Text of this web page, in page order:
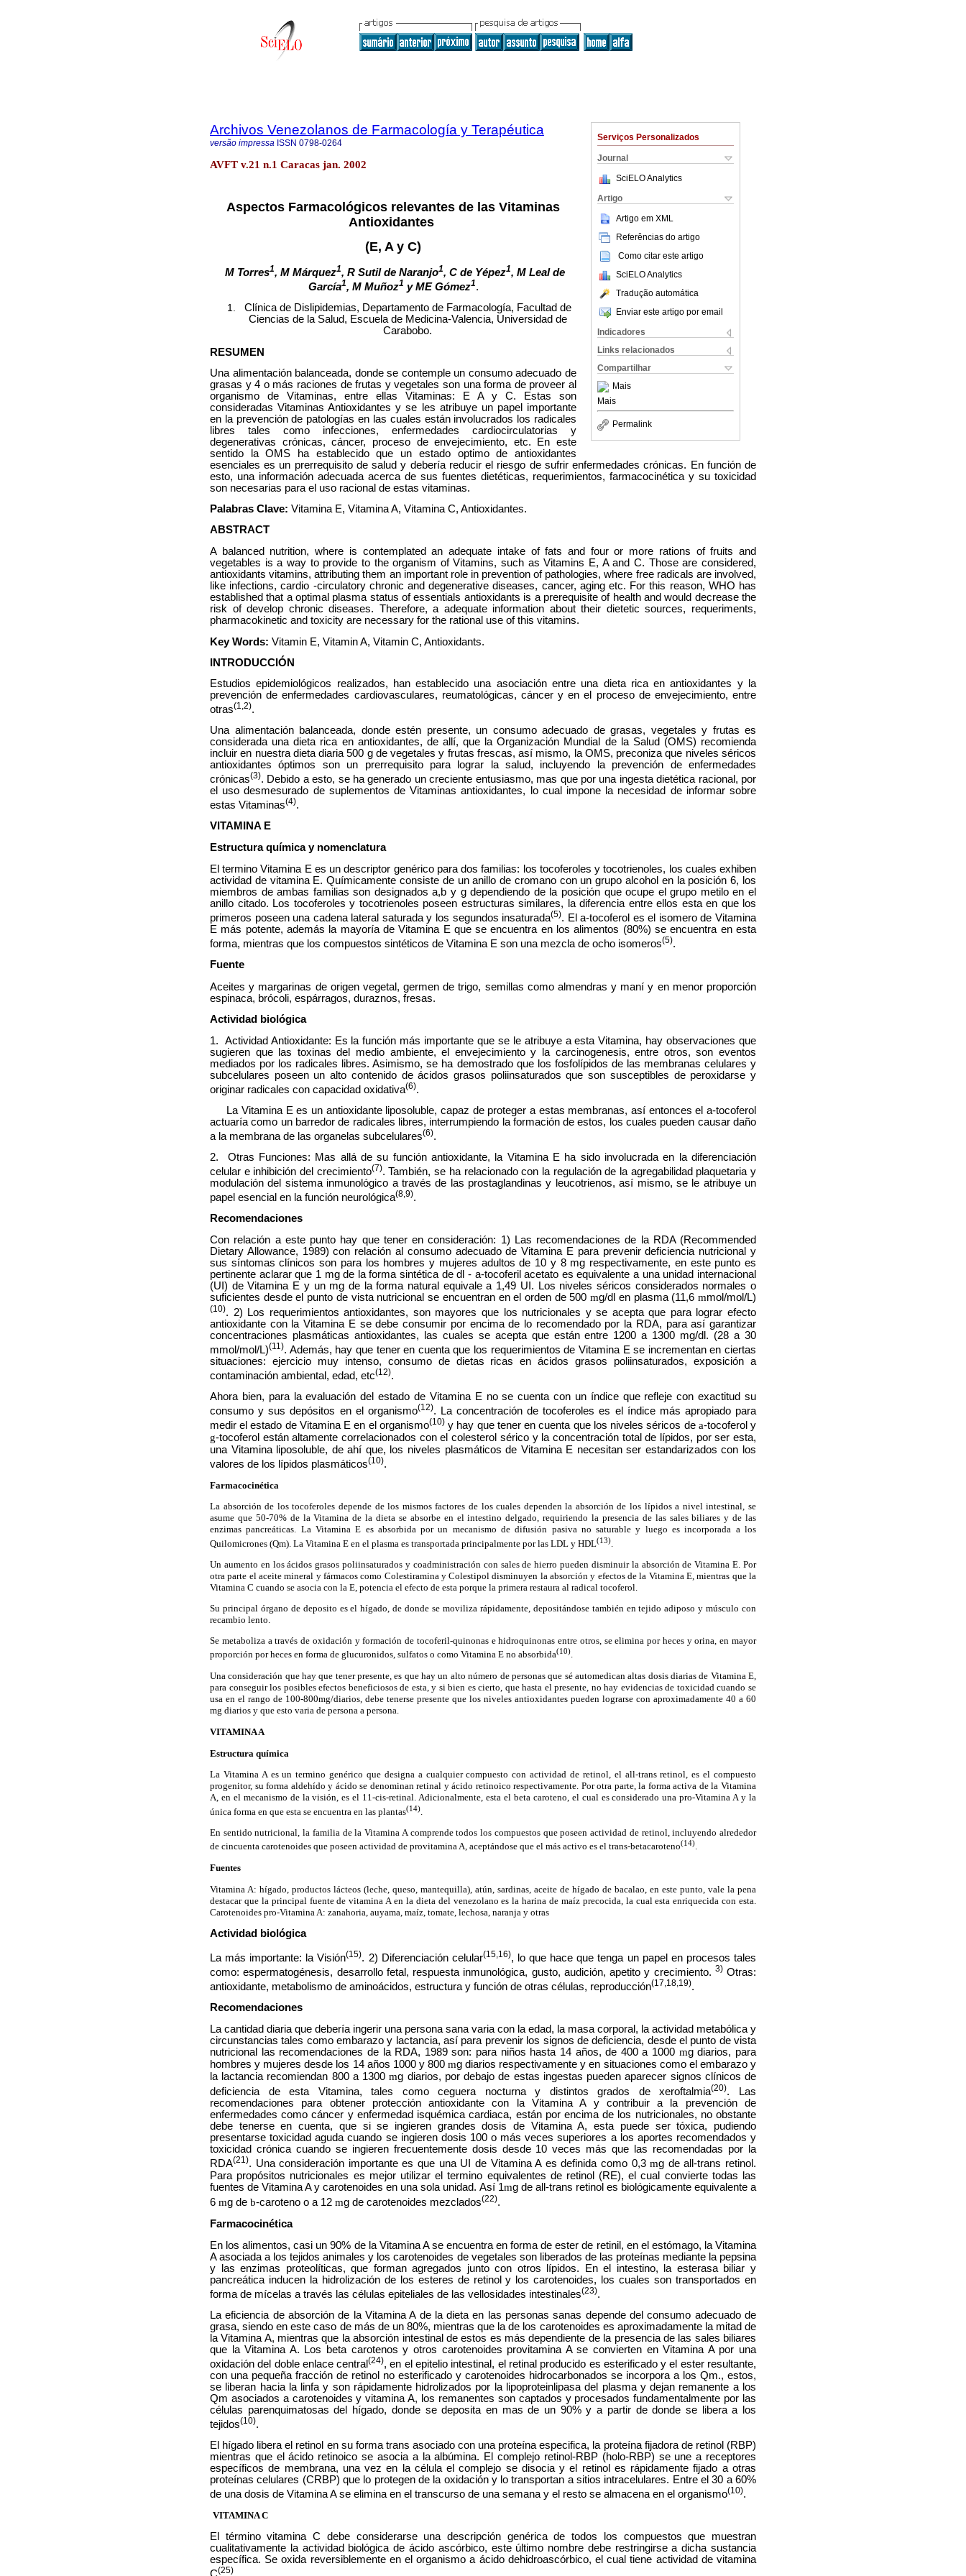
Serviços Personalizados
Journal
SciELO Analytics
Artigo
Artigo em XML
Referências do artigo
Como citar este artigo
SciELO Analytics
Tradução automática
Enviar este artigo por email
Indicadores
Links relacionados
Compartilhar
Mais
Mais
Permalink
Archivos Venezolanos de Farmacología y Terapéutica
versão impressa ISSN 0798-0264
AVFT v.21 n.1 Caracas jan. 2002
Aspectos Farmacológicos relevantes de las Vitaminas
Antioxidantes
(E, A y C)
M Torres1, M Márquez1, R Sutil de Naranjo1, C de Yépez1, M Leal de
García1, M Muñoz1 y ME Gómez1.
Clínica de Dislipidemias, Departamento de Farmacología, Facultad de
Ciencias de la Salud, Escuela de Medicina-Valencia, Universidad de
Carabobo.
RESUMEN
Una alimentación balanceada, donde se contemple un consumo adecuado de
grasas y 4 o más raciones de frutas y vegetales son una forma de proveer al
organismo de Vitaminas, entre ellas Vitaminas: E A y C. Estas son
consideradas Vitaminas Antioxidantes y se les atribuye un papel importante
en la prevención de patologías en las cuales están involucrados los radicales
libres tales como infecciones, enfermedades cardiocirculatorias y
degenerativas crónicas, cáncer, proceso de envejecimiento, etc. En este
sentido la OMS ha establecido que un estado optimo de antioxidantes
esenciales es un prerrequisito de salud y debería reducir el riesgo de sufrir enfermedades crónicas. En función de
esto, una información adecuada acerca de sus fuentes dietéticas, requerimientos, farmacocinética y su toxicidad
son necesarias para el uso racional de estas vitaminas.
Palabras Clave: Vitamina E, Vitamina A, Vitamina C, Antioxidantes.
ABSTRACT
A balanced nutrition, where is contemplated an adequate intake of fats and four or more rations of fruits and
vegetables is a way to provide to the organism of Vitamins, such as Vitamins E, A and C. Those are considered,
antioxidants vitamins, attributing them an important role in prevention of pathologies, where free radicals are involved,
like infections, cardio -circulatory chronic and degenerative diseases, cancer, aging etc. For this reason, WHO has
established that a optimal plasma status of essentials antioxidants is a prerequisite of health and would decrease the
risk of develop chronic diseases. Therefore, a adequate information about their dietetic sources, requeriments,
pharmacokinetic and toxicity are necessary for the rational use of this vitamins.
Key Words: Vitamin E, Vitamin A, Vitamin C, Antioxidants.
INTRODUCCIÓN
Estudios epidemiológicos realizados, han establecido una asociación entre una dieta rica en antioxidantes y la
prevención de enfermedades cardiovasculares, reumatológicas, cáncer y en el proceso de envejecimiento, entre
otras(1,2).
Una alimentación balanceada, donde estén presente, un consumo adecuado de grasas, vegetales y frutas es
considerada una dieta rica en antioxidantes, de allí, que la Organización Mundial de la Salud (OMS) recomienda
incluir en nuestra dieta diaria 500 g de vegetales y frutas frescas, así mismo, la OMS, preconiza que niveles séricos
antioxidantes óptimos son un prerrequisito para lograr la salud, incluyendo la prevención de enfermedades
crónicas(3). Debido a esto, se ha generado un creciente entusiasmo, mas que por una ingesta dietética racional, por
el uso desmesurado de suplementos de Vitaminas antioxidantes, lo cual impone la necesidad de informar sobre
estas Vitaminas(4).
VITAMINA E
Estructura química y nomenclatura
El termino Vitamina E es un descriptor genérico para dos familias: los tocoferoles y tocotrienoles, los cuales exhiben
actividad de vitamina E. Químicamente consiste de un anillo de cromano con un grupo alcohol en la posición 6, los
miembros de ambas familias son designados a,b y g dependiendo de la posición que ocupe el grupo metilo en el
anillo citado. Los tocoferoles y tocotrienoles poseen estructuras similares, la diferencia entre ellos esta en que los
primeros poseen una cadena lateral saturada y los segundos insaturada(5). El a-tocoferol es el isomero de Vitamina
E más potente, además la mayoría de Vitamina E que se encuentra en los alimentos (80%) se encuentra en esta
forma, mientras que los compuestos sintéticos de Vitamina E son una mezcla de ocho isomeros(5).
Fuente
Aceites y margarinas de origen vegetal, germen de trigo, semillas como almendras y maní y en menor proporción
espinaca, brócoli, espárragos, duraznos, fresas.
Actividad biológica
1. Actividad Antioxidante: Es la función más importante que se le atribuye a esta Vitamina, hay observaciones que
sugieren que las toxinas del medio ambiente, el envejecimiento y la carcinogenesis, entre otros, son eventos
mediados por los radicales libres. Asimismo, se ha demostrado que los fosfolípidos de las membranas celulares y
subcelulares poseen un alto contenido de ácidos grasos poliinsaturados que son susceptibles de peroxidarse y
originar radicales con capacidad oxidativa(6).
La Vitamina E es un antioxidante liposoluble, capaz de proteger a estas membranas, así entonces el a-tocoferol
actuaría como un barredor de radicales libres, interrumpiendo la formación de estos, los cuales pueden causar daño
a la membrana de las organelas subcelulares(6).
2. Otras Funciones: Mas allá de su función antioxidante, la Vitamina E ha sido involucrada en la diferenciación
celular e inhibición del crecimiento(7). También, se ha relacionado con la regulación de la agregabilidad plaquetaria y
modulación del sistema inmunológico a través de las prostaglandinas y leucotrienos, así mismo, se le atribuye un
papel esencial en la función neurológica(8,9).
Recomendaciones
Con relación a este punto hay que tener en consideración: 1) Las recomendaciones de la RDA (Recommended
Dietary Allowance, 1989) con relación al consumo adecuado de Vitamina E para prevenir deficiencia nutricional y
sus síntomas clínicos son para los hombres y mujeres adultos de 10 y 8 mg respectivamente, en este punto es
pertinente aclarar que 1 mg de la forma sintética de dl - a-tocoferil acetato es equivalente a una unidad internacional
(UI) de Vitamina E y un mg de la forma natural equivale a 1,49 UI. Los niveles séricos considerados normales o
suficientes desde el punto de vista nutricional se encuentran en el orden de 500mg/dl en plasma (11,6mmol/mol/L)
(10). 2) Los requerimientos antioxidantes, son mayores que los nutricionales y se acepta que para lograr efecto
antioxidante con la Vitamina E se debe consumir por encima de lo recomendado por la RDA, para así garantizar
concentraciones plasmáticas antioxidantes, las cuales se acepta que están entre 1200 a 1300 mg/dl. (28 a 30
mmol/mol/L)(11). Además, hay que tener en cuenta que los requerimientos de Vitamina E se incrementan en ciertas
situaciones: ejercicio muy intenso, consumo de dietas ricas en ácidos grasos poliinsaturados, exposición a
contaminación ambiental, edad, etc(12).
Ahora bien, para la evaluación del estado de Vitamina E no se cuenta con un índice que refleje con exactitud su
consumo y sus depósitos en el organismo(12). La concentración de tocoferoles es el índice más apropiado para
medir el estado de Vitamina E en el organismo(10)y hay que tener en cuenta que los niveles séricos de a-tocoferol y
g-tocoferol están altamente correlacionados con el colesterol sérico y la concentración total de lípidos, por ser esta,
una Vitamina liposoluble, de ahí que, los niveles plasmáticos de Vitamina E necesitan ser estandarizados con los
valores de los lípidos plasmáticos(10).
Farmacocinética
La absorción de los tocoferoles depende de los mismos factores de los cuales dependen la absorción de los lípidos a nivel intestinal, se
asume que 50-70% de la Vitamina de la dieta se absorbe en el intestino delgado, requiriendo la presencia de las sales biliares y de las
enzimas pancreáticas. La Vitamina E es absorbida por un mecanismo de difusión pasiva no saturable y luego es incorporada a los
Quilomicrones (Qm). La Vitamina E en el plasma es transportada principalmente por las LDL y HDL(13)
Un aumento en los ácidos grasos poliinsaturados y coadministración con sales de hierro pueden disminuir la absorción de Vitamina E. Por
otra parte el aceite mineral y fármacos como Colestiramina y Colestipol disminuyen la absorción y efectos de la Vitamina E, mientras que la
Vitamina C cuando se asocia con la E, potencia el efecto de esta porque la primera restaura al radical tocoferol.
Su principal órgano de deposito es el hígado, de donde se moviliza rápidamente, depositándose también en tejido adiposo y músculo con
recambio lento.
Se metaboliza a través de oxidación y formación de tocoferil-quinonas e hidroquinonas entre otros, se elimina por heces y orina, en mayor
proporción por heces en forma de glucuronidos, sulfatos o como Vitamina E no absorbida(10).
Una consideración que hay que tener presente, es que hay un alto número de personas que sé automedican altas dosis diarias de Vitamina E,
para conseguir los posibles efectos beneficiosos de esta, y si bien es cierto, que hasta el presente, no hay evidencias de toxicidad cuando se
usa en el rango de 100-800mg/diarios, debe tenerse presente que los niveles antioxidantes pueden lograrse con aproximadamente 40 a 60
mg diarios y que esto varia de persona a persona.
VITAMINA A
Estructura química
La Vitamina A es un termino genérico que designa a cualquier compuesto con actividad de retinol, el all-trans retinol, es el compuesto
progenitor, su forma aldehído y ácido se denominan retinal y ácido retinoico respectivamente. Por otra parte, la forma activa de la Vitamina
A, en el mecanismo de la visión, es el 11-cis-retinal. Adicionalmente, esta el beta caroteno, el cual es considerado una pro-Vitamina A y la
única forma en que esta se encuentra en las plantas(14)
En sentido nutricional, la familia de la Vitamina A comprende todos los compuestos que poseen actividad de retinol, incluyendo alrededor
de cincuenta carotenoides que poseen actividad de provitamina A, aceptándose que el más activo es el trans-betacaroteno(14).
Fuentes
Vitamina A: hígado, productos lácteos (leche, queso, mantequilla), atún, sardinas, aceite de hígado de bacalao, en este punto, vale la pena
destacar que la principal fuente de vitamina A en la dieta del venezolano es la harina de maíz precocida, la cual esta enriquecida con esta.
Carotenoides pro-Vitamina A: zanahoria, auyama, maíz, tomate, lechosa, naranja y otras
Actividad biológica
La más importante: la Visión(15). 2) Diferenciación celular(15,16), lo que hace que tenga un papel en procesos tales
como: espermatogénesis, desarrollo fetal, respuesta inmunológica, gusto, audición, apetito y crecimiento. 3)Otras:
antioxidante, metabolismo de aminoácidos, estructura y función de otras células, reproducción(17,18,19).
Recomendaciones
La cantidad diaria que debería ingerir una persona sana varia con la edad, la masa corporal, la actividad metabólica y
circunstancias tales como embarazo y lactancia, así para prevenir los signos de deficiencia, desde el punto de vista
nutricional las recomendaciones de la RDA, 1989 son: para niños hasta 14 años, de 400 a 1000 mg diarios, para
hombres y mujeres desde los 14 años 1000 y 800mg diarios respectivamente y en situaciones como el embarazo y
la lactancia recomiendan 800 a 1300mg diarios, por debajo de estas ingestas pueden aparecer signos clínicos de
deficiencia de esta Vitamina, tales como ceguera nocturna y distintos grados de xeroftalmia(20). Las
recomendaciones para obtener protección antioxidante con la Vitamina A y contribuir a la prevención de
enfermedades como cáncer y enfermedad isquémica cardiaca, están por encima de los nutricionales, no obstante
debe tenerse en cuenta, que si se ingieren grandes dosis de Vitamina A, esta puede ser tóxica, pudiendo
presentarse toxicidad aguda cuando se ingieren dosis 100 o más veces superiores a los aportes recomendados y
toxicidad crónica cuando se ingieren frecuentemente dosis desde 10 veces más que las recomendadas por la
RDA(21). Una consideración importante es que una UI de Vitamina A es definida como 0,3mg de all-trans retinol.
Para propósitos nutricionales es mejor utilizar el termino equivalentes de retinol (RE), el cual convierte todas las
fuentes de Vitamina A y carotenoides en una sola unidad. Así 1mg de all-trans retinol es biológicamente equivalente a
6 mg de b-caroteno o a 12 mg de carotenoides mezclados(22).
Farmacocinética
En los alimentos, casi un 90% de la Vitamina A se encuentra en forma de ester de retinil, en el estómago, la Vitamina
A asociada a los tejidos animales y los carotenoides de vegetales son liberados de las proteínas mediante la pepsina
y las enzimas proteolíticas, que forman agregados junto con otros lípidos. En el intestino, la esterasa biliar y
pancreática inducen la hidrolización de los esteres de retinol y los carotenoides, los cuales son transportados en
forma de mícelas a través las células epiteliales de las vellosidades intestinales(23).
La eficiencia de absorción de la Vitamina A de la dieta en las personas sanas depende del consumo adecuado de
grasa, siendo en este caso de más de un 80%, mientras que la de los carotenoides es aproximadamente la mitad de
la Vitamina A, mientras que la absorción intestinal de estos es más dependiente de la presencia de las sales biliares
que la Vitamina A. Los beta carotenos y otros carotenoides provitamina A se convierten en Vitamina A por una
oxidación del doble enlace central(24), en el epitelio intestinal, el retinal producido es esterificado y el ester resultante,
con una pequeña fracción de retinol no esterificado y carotenoides hidrocarbonados se incorpora a los Qm., estos,
se liberan hacia la linfa y son rápidamente hidrolizados por la lipoproteinlipasa del plasma y dejan remanente a los
Qm asociados a carotenoides y vitamina A, los remanentes son captados y procesados fundamentalmente por las
células parenquimatosas del hígado, donde se deposita en mas de un 90% y a partir de donde se libera a los
tejidos(10).
El hígado libera el retinol en su forma trans asociado con una proteína especifica, la proteína fijadora de retinol (RBP)
mientras que el ácido retinoico se asocia a la albúmina. El complejo retinol-RBP (holo-RBP) se une a receptores
específicos de membrana, una vez en la célula el complejo se disocia y el retinol es rápidamente fijado a otras
proteínas celulares (CRBP) que lo protegen de la oxidación y lo transportan a sitios intracelulares. Entre el 30 a 60%
de una dosis de Vitamina A se elimina en el transcurso de una semana y el resto se almacena en el organismo(10).
VITAMINA C
El término vitamina C debe considerarse una descripción genérica de todos los compuestos que muestran
cualitativamente la actividad biológica de ácido ascórbico, este último nombre debe restringirse a dicha sustancia
específica. Se oxida reversiblemente en el organismo a ácido dehidroascórbico, el cual tiene actividad de vitamina
(25)